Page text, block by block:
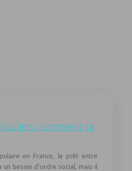
: comment ça
en France, le prêt entre
besoin d’ordre social, mais il